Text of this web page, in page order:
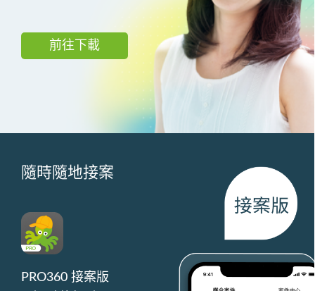
前往下載
隨時隨地接案
PRO360 接案版